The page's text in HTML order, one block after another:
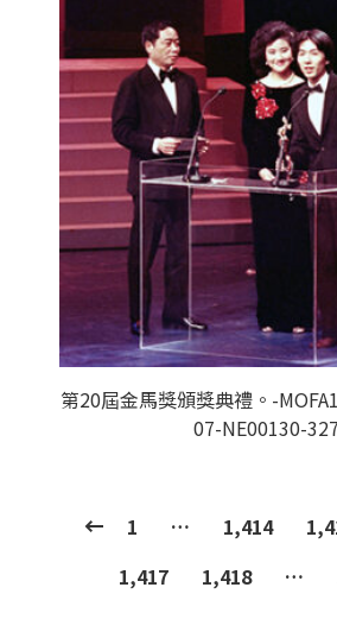
第20屆金馬獎頒獎典禮。-
07-NE00130-327
1 … 1,414
1,417
1,418 …